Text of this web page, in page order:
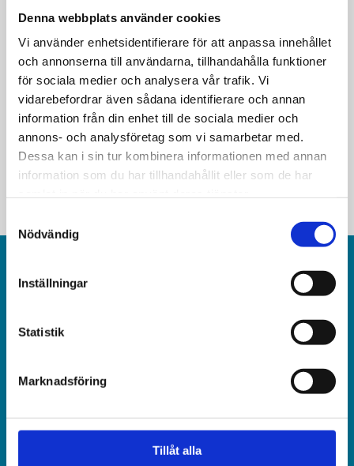
Denna webbplats använder cookies
Vi använder enhetsidentifierare för att anpassa innehållet
och annonserna till användarna, tillhandahålla funktioner
för sociala medier och analysera vår trafik. Vi
vidarebefordrar även sådana identifierare och annan
information från din enhet till de sociala medier och
annons- och analysföretag som vi samarbetar med.
Dessa kan i sin tur kombinera informationen med annan
information som du har tillhandahållit eller som de har
Nödvändig
Inställningar
Statistik
Marknadsföring
Tillåt alla
Opinion
Det finns hopp som inget
virus kan förinta
och obunden nyhets­­­tidning på kristen grund.
Jonas Adolfsson